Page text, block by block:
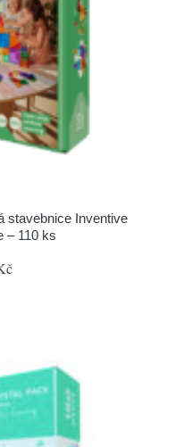
stavebnice Inventive
– 110 ks